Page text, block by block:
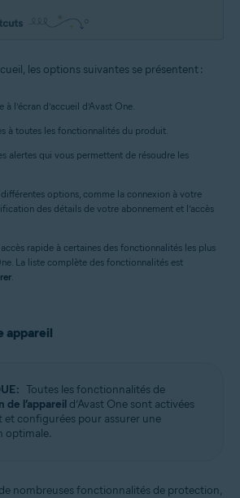
les options suivantes se présentent :
à l’écran d’accueil d’Avast One.
à toutes les fonctionnalités du produit.
alertes qui vous permettent de résoudre les
options, comme la connexion à votre
des détails de votre abonnement et l’accès
rapide à certaines des fonctionnalités les plus
La liste complète des fonctionnalités est
appareil
Toutes les fonctionnalités de
de l’appareil d’Avast One sont activées
et configurées pour assurer une
optimale.
nombreuses fonctionnalités de protection,